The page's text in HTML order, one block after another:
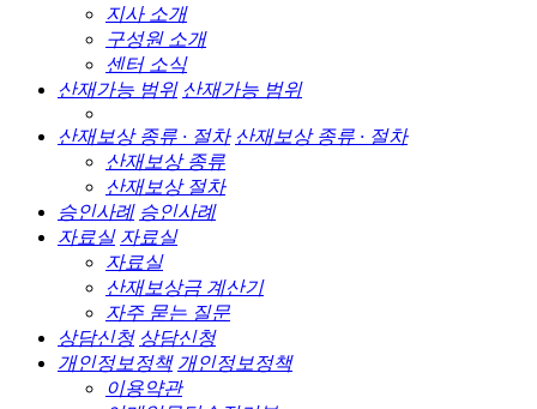
지사 소개
구성원 소개
센터 소식
산재가능 범위 산재가능 범위
산재보상 종류 · 절차 산재보상 종류 · 절차
산재보상 종류
산재보상 절차
승인사례 승인사례
자료실 자료실
자료실
산재보상금 계산기
자주 묻는 질문
상담신청 상담신청
개인정보정책 개인정보정책
이용약관